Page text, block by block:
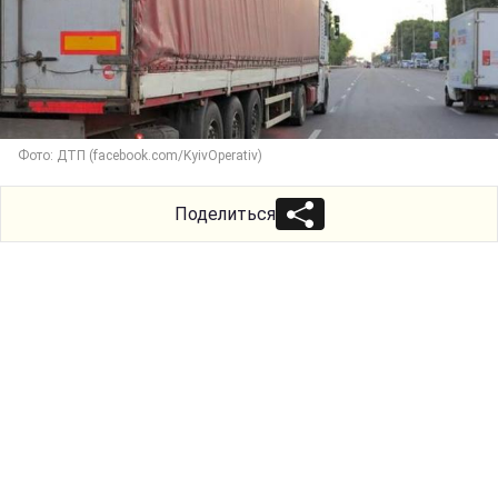
Фото: ДТП (facebook.com/KyivOperativ)
Поделиться